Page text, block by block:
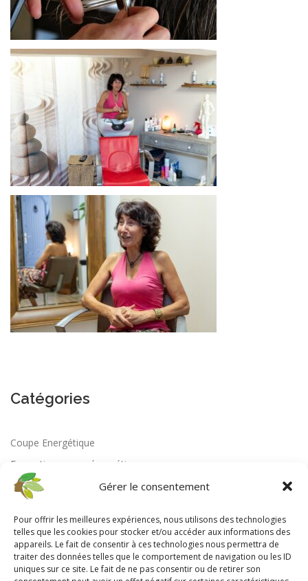
Gérer le consentement
Pour offrir les meilleures expériences, nous utilisons des technologies
telles que les cookies pour stocker et/ou accéder aux informations des
appareils. Le fait de consentir à ces technologies nous permettra de
traiter des données telles que le comportement de navigation ou les ID
uniques sur ce site. Le fait de ne pas consentir ou de retirer son
Catégories
Coupe Energétique
Formation coupe énergétique